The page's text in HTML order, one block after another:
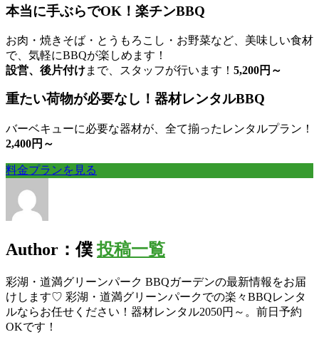
本当に手ぶらでOK！楽チンBBQ
お肉・焼きそば・とうもろこし・お野菜など、美味しい食材
で、気軽にBBQが楽しめます！
設営、後片付けまで、スタッフが行います！ 5,200円～
重たい荷物が必要なし！器材レンタルBBQ
バーベキューに必要な器材が、全て揃ったレンタルプラン！
2,400円～
料金プランを見る
Author：僕投稿一覧
彩湖・道満グリーンパーク BBQガーデンの最新情報をお届
けします♡ 彩湖・道満グリーンパークでの楽々BBQレンタ
ルならお任せください！器材レンタル2050円～。前日予約
OKです！